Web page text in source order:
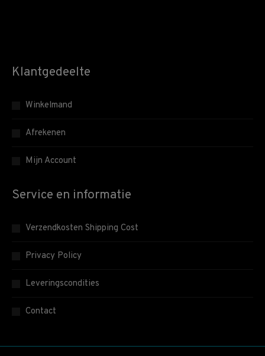
Klantgedeelte
Winkelmand
Afrekenen
Mijn Account
Service en informatie
Verzendkosten Shipping Cost
Privacy Policy
Leveringscondities
Contact